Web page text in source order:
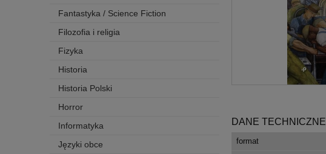
Fantastyka / Science Fiction
Filozofia i religia
Fizyka
Historia
Historia Polski
Horror
Informatyka
Języki obce
DANE TECHNICZNE
format